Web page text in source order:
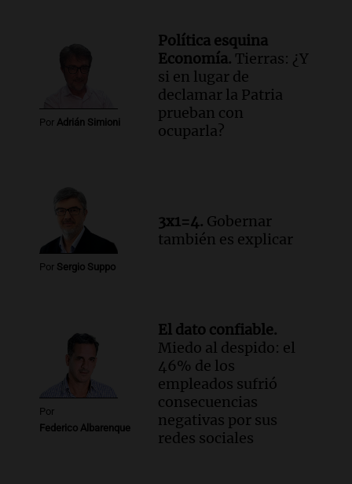
Por Adrián Simioni
Política esquina
Economía. Tierras: ¿Y
si en lugar de
declamar la Patria
prueban con
ocuparla?
Por Sergio Suppo
3x1=4. Gobernar
también es explicar
Por
Federico Albarenque
El dato confiable.
Miedo al despido: el
46% de los
empleados sufrió
consecuencias
negativas por sus
redes sociales